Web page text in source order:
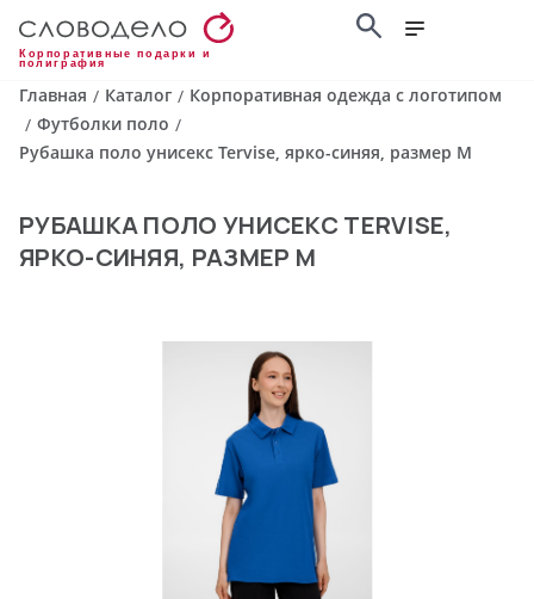
Корпоративные подарки и
полиграфия
Главная / Каталог / Корпоративная одежда с логотипом
/ Футболки поло /
Рубашка поло унисекс Tervise, ярко-синяя, размер M
РУБАШКА ПОЛО УНИСЕКС TERVISE,
ЯРКО-СИНЯЯ, РАЗМЕР M